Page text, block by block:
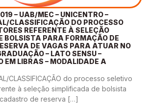
– UAB/MEC – UNICENTRO –
CLASSIFICAÇÃO DO PROCESSO
REFERENTE À SELEÇÃO
BOLSISTA PARA FORMAÇÃO DE
DE VAGAS PARA ATUAR NO
– LATO SENSU –
EM LIBRAS – MODALIDADE A
CLASSIFICAÇÃO do processo seletivo
à seleção simplificada de bolsista
de reserva […]